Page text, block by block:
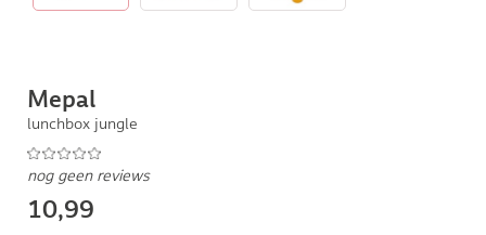
Mepal
lunchbox jungle
nog geen reviews
10,99